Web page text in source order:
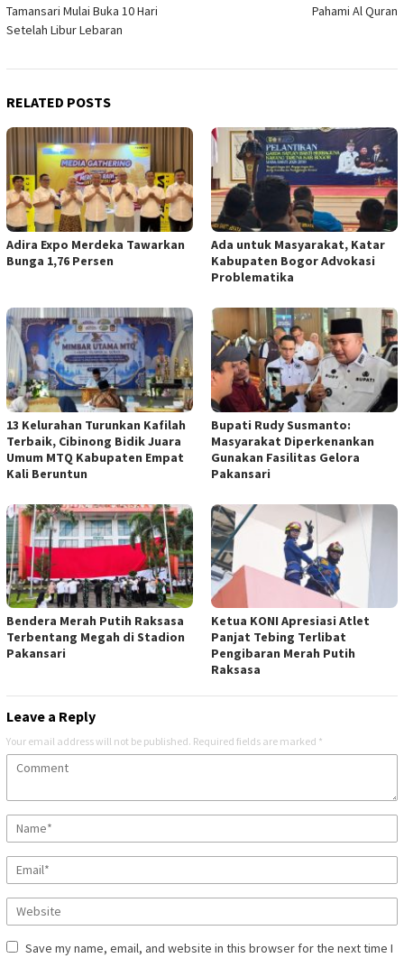
Tamansari Mulai Buka 10 Hari
Setelah Libur Lebaran
Pahami Al Quran
RELATED POSTS
Adira Expo Merdeka Tawarkan
Bunga 1,76 Persen
Ada untuk Masyarakat, Katar
Kabupaten Bogor Advokasi
Problematika
13 Kelurahan Turunkan Kafilah
Terbaik, Cibinong Bidik Juara
Umum MTQ Kabupaten Empat
Kali Beruntun
Bupati Rudy Susmanto:
Masyarakat Diperkenankan
Gunakan Fasilitas Gelora
Pakansari
Bendera Merah Putih Raksasa
Terbentang Megah di Stadion
Pakansari
Ketua KONI Apresiasi Atlet
Panjat Tebing Terlibat
Pengibaran Merah Putih
Raksasa
Leave a Reply
Your email address will not be published. Required fields are marked *
Save my name, email, and website in this browser for the next time I